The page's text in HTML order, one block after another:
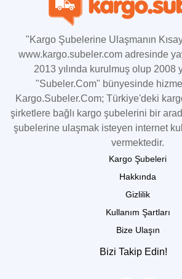
"Kargo Şubelerine Ulaşmanın
www.kargo.subeler.com adresinde
2013 yılında kurulmuş olup 2008
"Subeler.Com" bünyesinde
Kargo.Subeler.Com; Türkiye'deki
şirketlere bağlı kargo şubelerini bir
şubelerine ulaşmak isteyen internet
vermektedir.
Kargo Şubeleri
Hakkında
Gizlilik
Kullanım Şartları
Bize Ulaşın
Bizi Takip Edin!